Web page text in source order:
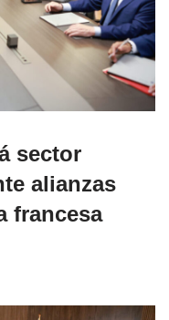
sector
alianzas
francesa